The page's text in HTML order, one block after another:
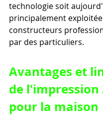
technologie soit
principalement
constructeurs
par des particuliers.
Avantages et
de l'impression
pour la maison